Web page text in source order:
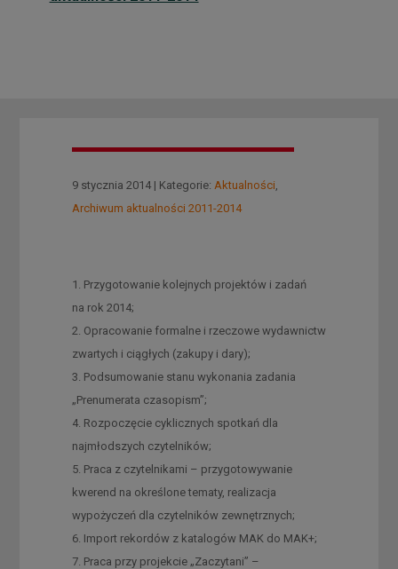
9 stycznia 2014 | Kategorie: Aktualności
Archiwum aktualności 2011-2014
1. Przygotowanie kolejnych projektów i zadań
na rok 2014;
2. Opracowanie formalne i rzeczowe wydawnictw
zwartych i ciągłych (zakupy i dary);
3. Podsumowanie stanu wykonania zadania
„Prenumerata czasopism”;
4. Rozpoczęcie cyklicznych spotkań dla
najmłodszych czytelników;
5. Praca z czytelnikami – przygotowywanie
kwerend na określone tematy, realizacja
wypożyczeń dla czytelników zewnętrznych;
6. Import rekordów z katalogów MAK do MAK+;
7. Praca przy projekcie „Zaczytani” –